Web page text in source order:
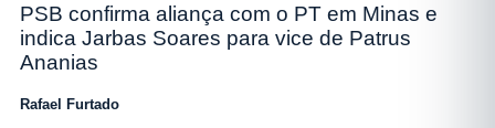
PSB confirma aliança com o PT em Minas e
indica Jarbas Soares para vice de Patrus
Ananias
Rafael Furtado